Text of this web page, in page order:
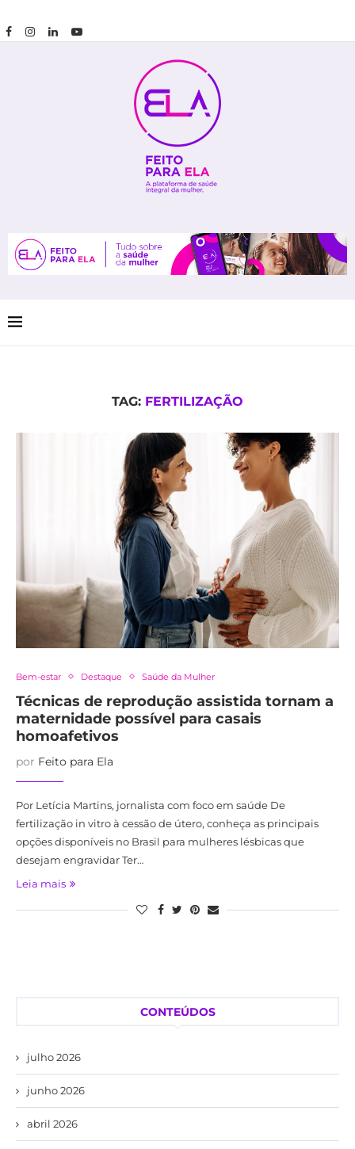
TAG: FERTILIZAÇÃO
Bem-estar Destaque Saúde da Mulher
Técnicas de reprodução assistida tornam a
maternidade possível para casais
homoafetivos
por Feito para Ela
Por Letícia Martins, jornalista com foco em saúde De
fertilização in vitro à cessão de útero, conheça as principais
opções disponíveis no Brasil para mulheres lésbicas que
desejam engravidar Ter…
Leia mais
CONTEÚDOS
julho 2026
junho 2026
abril 2026